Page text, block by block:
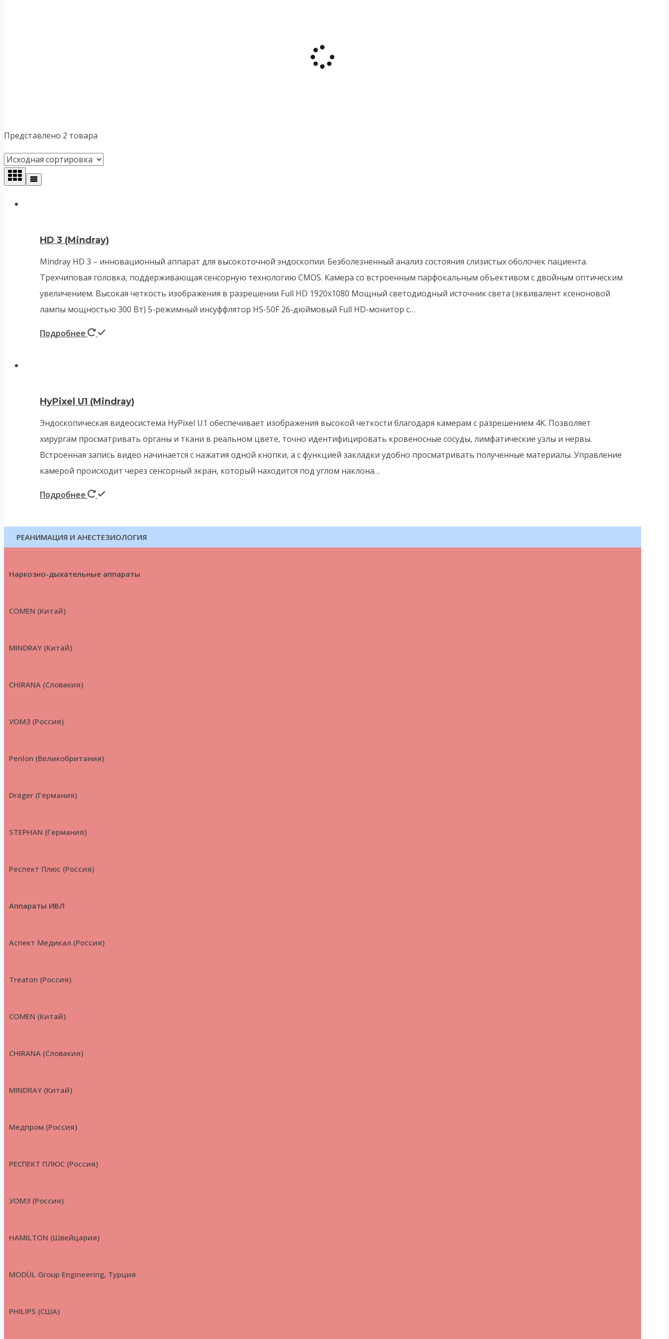
Представлено 2 товара
HD 3 (Mindray)
Mindray HD 3 – инновационный аппарат для высокоточной эндоскопии. Безболезненный анализ состояния слизистых оболочек пациента.
Трехчиповая головка, поддерживающая сенсорную технологию CMOS. Камера со встроенным парфокальным объективом с двойным оптическим
увеличением. Высокая четкость изображения в разрешении Full HD 1920х1080 Мощный светодиодный источник света (эквивалент ксеноновой
лампы мощностью 300 Вт) 5-режимный инсуффлятор HS-50F 26-дюймовый Full HD-монитор с…
Подробнее
HyPixel U1 (Mindray)
Эндоскопическая видеосистема HyPixel U1 обеспечивает изображения высокой четкости благодаря камерам с разрешением 4K. Позволяет
хирургам просматривать органы и ткани в реальном цвете, точно идентифицировать кровеносные сосуды, лимфатические узлы и нервы.
Встроенная запись видео начинается с нажатия одной кнопки, а с функцией закладки удобно просматривать полученные материалы. Управление
камерой происходит через сенсорный экран, который находится под углом наклона…
Подробнее
РЕАНИМАЦИЯ И АНЕСТЕЗИОЛОГИЯ
Наркозно-дыхательные аппараты
COMEN (Китай)
MINDRAY (Китай)
CHIRANA (Словакия)
УОМЗ (Россия)
Penlon (Великобритания)
Dräger (Германия)
STEPHAN (Германия)
Респект Плюс (Россия)
Аппараты ИВЛ
Аспект Медикал (Россия)
Treaton (Россия)
COMEN (Китай)
CHIRANA (Словакия)
MINDRAY (Китай)
Медпром (Россия)
РЕСПЕКТ ПЛЮС (Россия)
УОМЗ (Россия)
HAMILTON (Швейцария)
MODÜL Group Engineering, Турция
PHILIPS (США)